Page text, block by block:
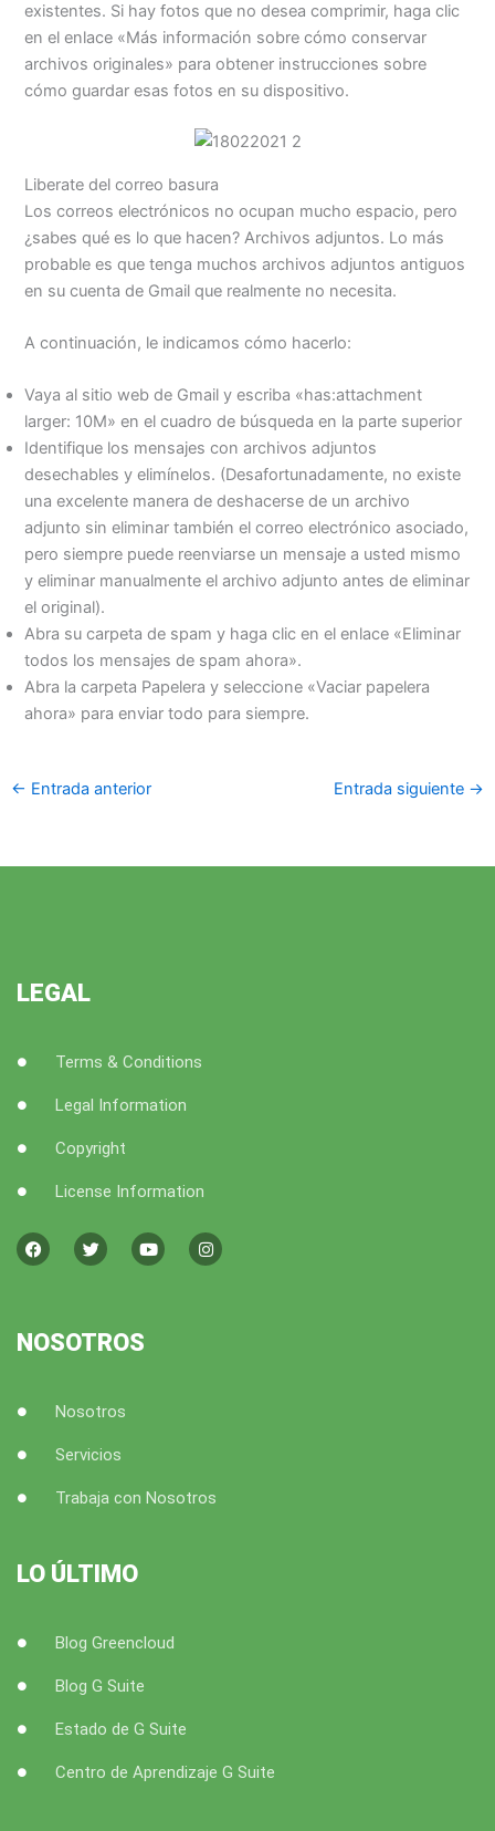
existentes. Si hay fotos que no desea comprimir, haga clic
en el enlace «Más información sobre cómo conservar
archivos originales» para obtener instrucciones sobre
cómo guardar esas fotos en su dispositivo.
Liberate del correo basura
Los correos electrónicos no ocupan mucho espacio, pero
¿sabes qué es lo que hacen? Archivos adjuntos. Lo más
probable es que tenga muchos archivos adjuntos antiguos
en su cuenta de Gmail que realmente no necesita.
A continuación, le indicamos cómo hacerlo:
Vaya al sitio web de Gmail y escriba «has:attachment
larger: 10M» en el cuadro de búsqueda en la parte superior
Identifique los mensajes con archivos adjuntos
desechables y elimínelos. (Desafortunadamente, no existe
una excelente manera de deshacerse de un archivo
adjunto sin eliminar también el correo electrónico asociado,
pero siempre puede reenviarse un mensaje a usted mismo
y eliminar manualmente el archivo adjunto antes de eliminar
el original).
Abra su carpeta de spam y haga clic en el enlace «Eliminar
todos los mensajes de spam ahora».
Abra la carpeta Papelera y seleccione «Vaciar papelera
ahora» para enviar todo para siempre.
← Entrada anterior Entrada siguiente →
LEGAL
Terms & Conditions
Legal Information
Copyright
License Information
a
c
e
k
w
i
t
o
u
t
n
s
t
NOSOTROS
Nosotros
Servicios
Trabaja con Nosotros
LO ÚLTIMO
Blog Greencloud
Blog G Suite
Estado de G Suite
Centro de Aprendizaje G Suite